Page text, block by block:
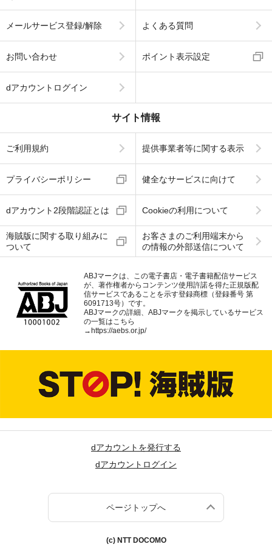
メールサービス登録/解除 よくある質問
お問い合わせ ポイント表示設定
dアカウントログイン
サイト情報
ご利用規約 提供事業者等に関する表示
プライバシーポリシー 健全なサービスに向けて
dアカウント2段階認証とは Cookieの利用について
海賊版に関する取り組みに
ついて
お客さまのご利用端末から
の情報の外部送信について
ABJマークは、この電子書店・電子書籍配信サービス
が、著作権者からコンテンツ使用許諾を得た正規版配
信サービスであることを示す登録商標（登録番号 第
6091713号）です。
ABJマークの詳細、ABJマークを掲示しているサービス
の一覧はこちら
→ https://aebs.or.jp/
dアカウントを発行する
dアカウントログイン
ページトップへ
(c) NTT DOCOMO